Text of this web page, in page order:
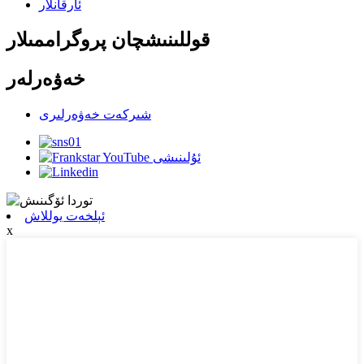
ئارقانلار
قوللىنىشچان پروگراممىلار
خەۋەرلەر
شىركەت خەۋەرلىرى
ئېلخەت يوللاش
x